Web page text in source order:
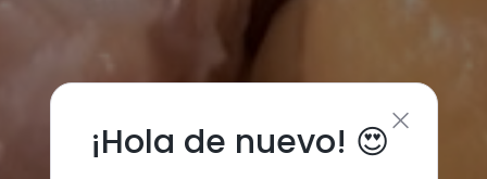
¡Hola de nuevo! 😍